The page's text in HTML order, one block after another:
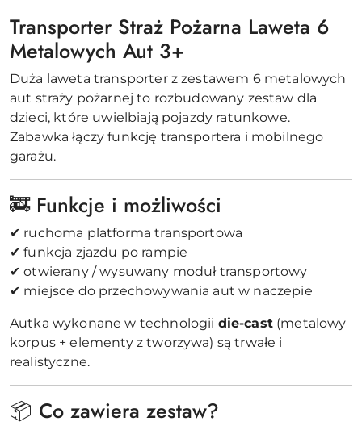
Transporter Straż Pożarna Laweta 6
Metalowych Aut 3+
Duża laweta transporter z zestawem 6 metalowych
aut straży pożarnej to rozbudowany zestaw dla
dzieci, które uwielbiają pojazdy ratunkowe.
Zabawka łączy funkcję transportera i mobilnego
garażu.
🚒 Funkcje i możliwości
✔ ruchoma platforma transportowa
✔ funkcja zjazdu po rampie
✔ otwierany / wysuwany moduł transportowy
✔ miejsce do przechowywania aut w naczepie
Autka wykonane w technologii die-cast(metalowy
korpus + elementy z tworzywa) są trwałe i
realistyczne.
📦 Co zawiera zestaw?